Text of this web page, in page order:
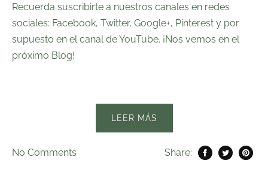
Recuerda suscribirte a nuestros canales en redes
sociales: Facebook, Twitter, Google+, Pinterest y por
supuesto en el canal deYouTube. ¡Nos vemos en el
próximo Blog!
LEER MÁS
No Comments Share: